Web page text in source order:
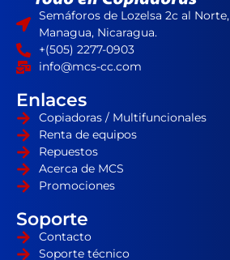
Semáforos de Lozelsa 2c al
Managua, Nicaragua.
+(505) 2277-0903
info@mcs-cc.com
Enlaces
Copiadoras / Multifuncionales
Renta de equipos
Repuestos
Acerca de MCS
Promociones
Soporte
Contacto
Soporte técnico